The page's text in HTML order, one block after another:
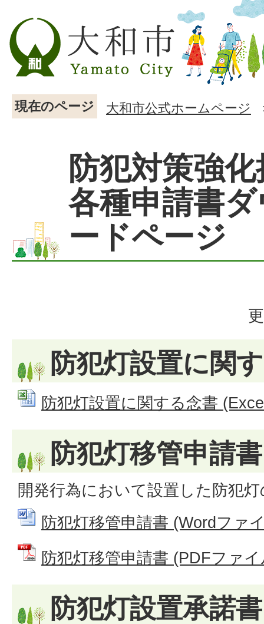
現在のページ 大和市公式ホームページ
防犯対策強
各種申請書
ードページ
防犯灯設置に関
防犯灯設置に関する念書
防犯灯移管申請書
開発行為において設置した防犯
防犯灯移管申請書 (Wordファ
防犯灯移管申請書 (PDFファ
防犯灯設置承諾書